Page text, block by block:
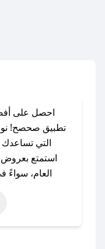
احصل على
تطبيق صحصح!
التي
استمتع
العام، سواءً
الأضحى،
اليوم